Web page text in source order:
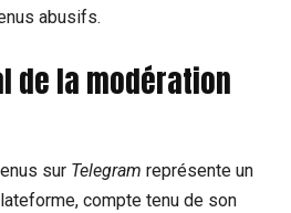
abusifs.
de la modération
sur Telegram représente un
compte tenu de son